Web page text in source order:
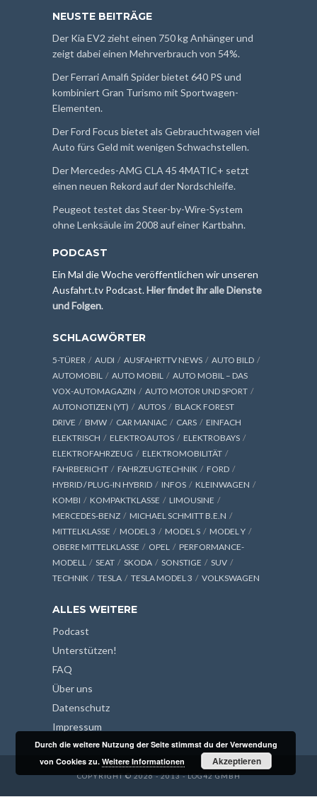
NEUSTE BEITRÄGE
Der Kia EV2 zieht einen 750 kg Anhänger und
zeigt dabei einen Mehrverbrauch von 54%.
Der Ferrari Amalfi Spider bietet 640 PS und
kombiniert Gran Turismo mit Sportwagen-
Elementen.
Der Ford Focus bietet als Gebrauchtwagen viel
Auto fürs Geld mit wenigen Schwachstellen.
Der Mercedes-AMG CLA 45 4MATIC+ setzt
einen neuen Rekord auf der Nordschleife.
Peugeot testet das Steer-by-Wire-System
ohne Lenksäule im 2008 auf einer Kartbahn.
PODCAST
Ein Mal die Woche veröffentlichen wir unseren
Ausfahrt.tv Podcast.Hier findet ihr alle Dienste
und Folgen.
SCHLAGWÖRTER
5-TÜRER AUDI AUSFAHRTTV NEWS
AUTO BILD
AUTOMOBIL
AUTO MOBIL
AUTO MOBIL – DAS
VOX-AUTOMAGAZIN
AUTO MOTOR UND SPORT
AUTONOTIZEN (YT)
AUTOS
BLACK FOREST
DRIVE
BMW CAR MANIAC CARS
EINFACH
ELEKTRISCH
ELEKTROAUTOS
ELEKTROBAYS
ELEKTROFAHRZEUG
ELEKTROMOBILITÄT
FAHRBERICHT
FAHRZEUGTECHNIK
FORD
HYBRID / PLUG-IN HYBRID
INFOS
KLEINWAGEN
KOMBI
KOMPAKTKLASSE
LIMOUSINE
MERCEDES-BENZ
MICHAEL SCHMITT B.E.N
MITTELKLASSE
MODEL 3 MODEL S
MODEL Y
OBERE MITTELKLASSE
OPEL
PERFORMANCE-
MODELL
SEAT SKODA SONSTIGE
SUV
TECHNIK
TESLA TESLA MODEL 3 VOLKSWAGEN
ALLES WEITERE
Podcast
Unterstützen!
FAQ
Über uns
Datenschutz
Impressum
COPYRIGHT © 2026 - 2013 - LOG42 GMBH
Durch die weitere Nutzung der Seite stimmst du der Verwendung
von Cookies zu.Weitere Informationen Akzeptieren